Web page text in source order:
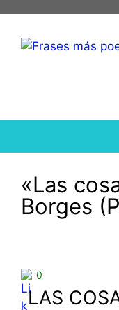
«Las
Borges
0
LAS